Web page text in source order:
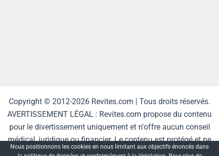
Copyright © 2012-2026 Revites.com | Tous droits réservés.
AVERTISSEMENT LÉGAL : Revites.com propose du contenu
pour le divertissement uniquement et n'offre aucun conseil
médical, juridique ou financier. Le contenu est protégé et ne
peut être reproduit sans autorisation.
Nous positionnons les cookies en nous limitant aux objectifs énoncés dans